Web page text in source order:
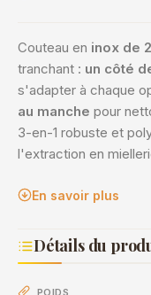
Couteau en inox de
tranchant : un côté
s'adapter à chaque
au manche pour
3-en-1 robuste et
l'extraction en
En savoir plus
Détails du
POIDS